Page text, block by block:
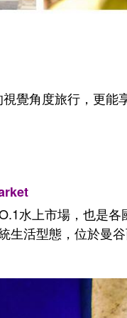
覺角度旅行，更能
水上市場，也是各
生活型態，位於曼